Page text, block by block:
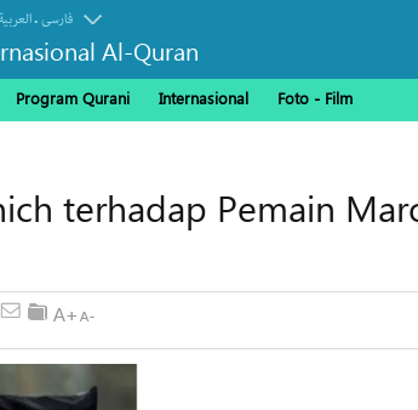
العربیة.فارسی
Al-Quran
Program Qurani Internasional Foto - Film
terhadap Pemain